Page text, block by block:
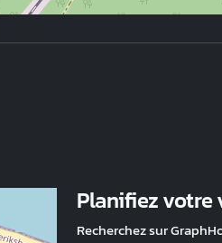
Planifiez votre
Recherchez sur